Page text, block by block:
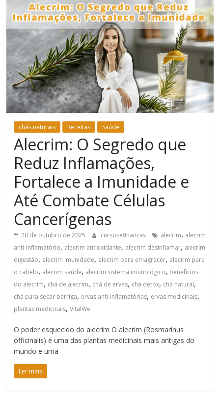
Estar
chás naturais Receitas Saúde
Alecrim: O Segredo que
Reduz Inflamações,
Fortalece a Imunidade e
Até Combate Células
Cancerígenas
20 de outubro de 2025 cursosefinancas alecrim, alecrim
anti-inflamatório, alecrim antioxidante, alecrim desinflamar, alecrim
digestão, alecrim imunidade, alecrim para emagrecer, alecrim para
o cabelo, alecrim saúde, alecrim sistema imunológico, benefícios
do alecrim, chá de alecrim, chá de ervas, chá detox, chá natural,
chá para secar barriga, ervas anti-inflamatórias, ervas medicinais,
plantas medicinais,VitalWe
O poder esquecido do alecrim O alecrim (Rosmarinus
officinalis) é uma das plantas medicinais mais antigas do
mundo e uma
Ler mais